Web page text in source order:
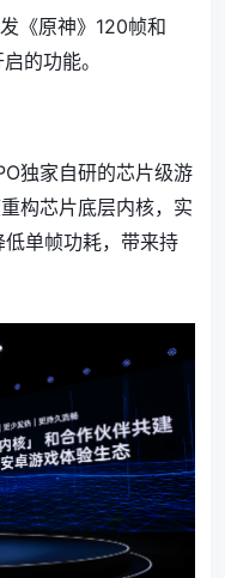
《原神》120帧和
的功能。
独家自研的芯片级游
构芯片底层内核，实
单帧功耗，带来持